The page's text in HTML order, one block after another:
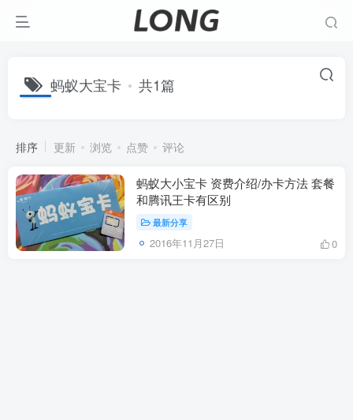
蚂蚁大宝卡 共1篇
排序 更新 浏览 点赞 评论
蚂蚁大小宝卡 资费介绍/办卡方法 套餐
和腾讯王卡有区别
最新分享
2016年11月27日 0